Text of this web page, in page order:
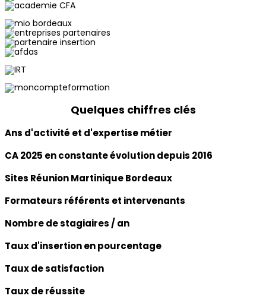
Quelques chiffres clés
Ans d'activité et d'expertise métier
CA 2025 en constante évolution depuis 2016
Sites Réunion Martinique Bordeaux
Formateurs référents et intervenants
Nombre de stagiaires / an
Taux d'insertion en pourcentage
Taux de satisfaction
Taux de réussite